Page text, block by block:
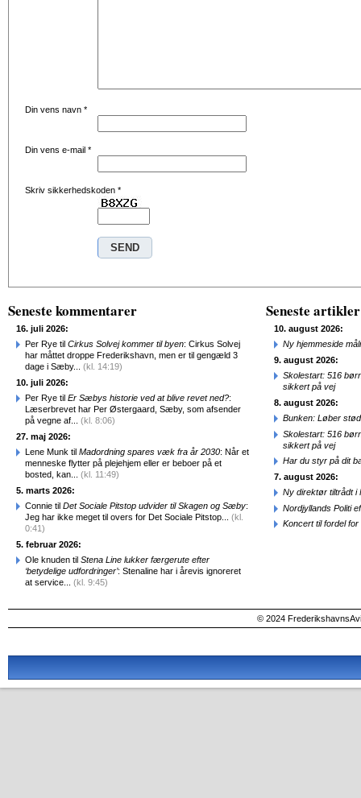
Din vens navn *
Din vens e-mail *
Skriv sikkerhedskoden *
Seneste kommentarer
16. juli 2026:
Per Rye til Cirkus Solvej kommer til byen: Cirkus Solvej
har måttet droppe Frederikshavn, men er til gengæld 3
dage i Sæby... (kl. 14:19)
10. juli 2026:
Per Rye til Er Sæbys historie ved at blive revet ned?:
Læserbrevet har Per Østergaard, Sæby, som afsender
på vegne af... (kl. 8:06)
27. maj 2026:
Lene Munk til Madordning spares væk fra år 2030: Når et
menneske flytter på plejehjem eller er beboer på et
bosted, kan... (kl. 11:49)
5. marts 2026:
Connie til Det Sociale Pitstop udvider til Skagen og Sæby:
Jeg har ikke meget til overs for Det Sociale Pitstop... (kl.
0:41)
5. februar 2026:
Ole knuden til Stena Line lukker færgerute efter
‘betydelige udfordringer’: Stenaline har i årevis ignoreret
at service... (kl. 9:45)
Seneste artikler
10. august 2026:
Ny hjemmeside
9. august 2026:
Skolestart: 516
sikkert på vej
8. august 2026:
Bunken: Løber
Skolestart: 516
sikkert på vej
Har du styr på dit
7. august 2026:
Ny direktør tiltrådt i
Nordjyllands Politi
Koncert til fordel
© 2024